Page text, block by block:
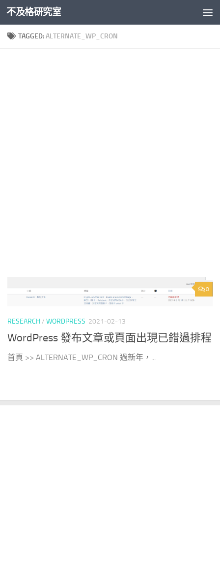
Skip to content
不及格研究室
TAGGED:ALTERNATE_WP_CRON
0
RESEARCH/ WORDPRESS 2021-02-13
WordPress 發布文章或頁面出現已錯過排程
首頁 >> ALTERNATE_WP_CRON 過新年，...